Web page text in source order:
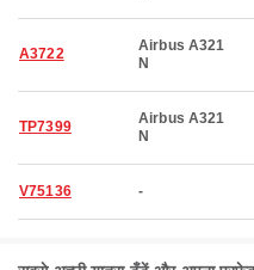
A3722
Airbus A321
N
TP7399
Airbus A321
N
V75136 -